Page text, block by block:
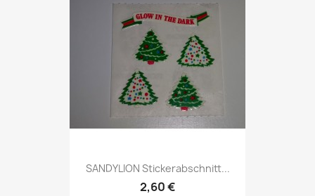
SANDYLION Stickerabschnitt...
2,60 €